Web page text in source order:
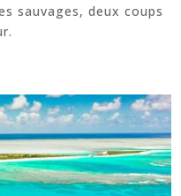
sauvages, deux coups